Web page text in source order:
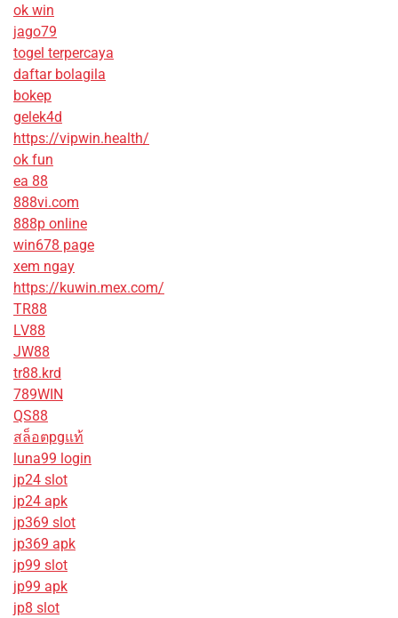
ok win
jago79
togel terpercaya
daftar bolagila
bokep
gelek4d
https://vipwin.health/
ok fun
ea 88
888vi.com
888p online
win678 page
xem ngay
https://kuwin.mex.com/
TR88
LV88
JW88
tr88.krd
789WIN
QS88
สล็อตpgแท้
luna99 login
jp24 slot
jp24 apk
jp369 slot
jp369 apk
jp99 slot
jp99 apk
jp8 slot